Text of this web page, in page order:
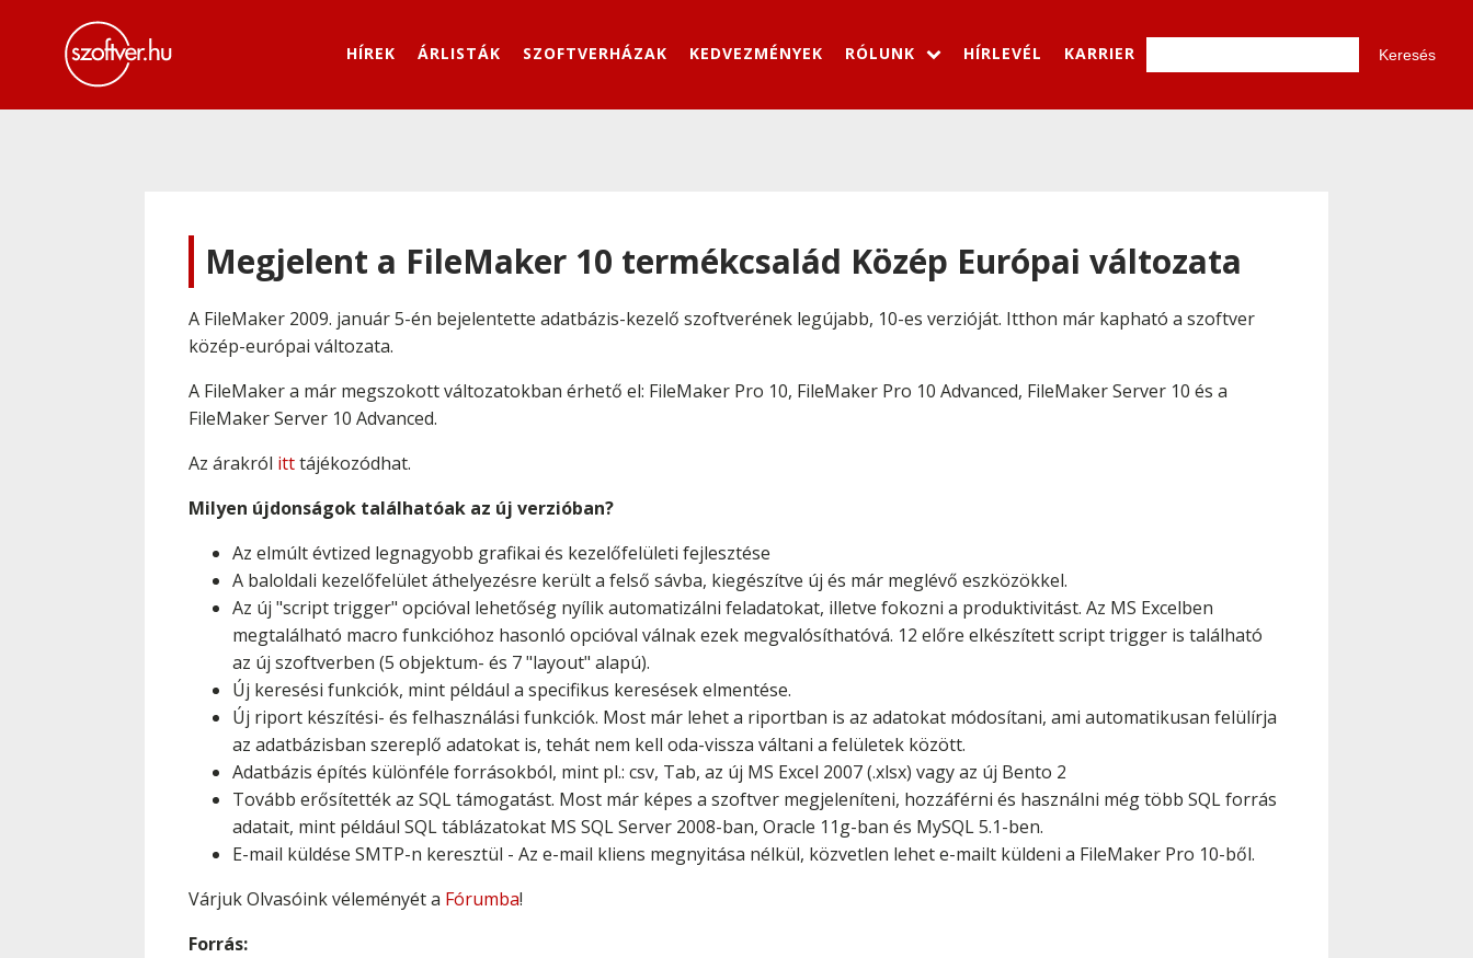
HÍREK ÁRLISTÁK SZOFTVERHÁZAK KEDVEZMÉNYEK RÓLUNK HÍRLEVÉL KARRIER
Megjelent a FileMaker 10 termékcsalád Közép Európai változata
A FileMaker 2009. január 5-én bejelentette adatbázis-kezelő szoftverének legújabb, 10-es verzióját. Itthon már kapható a szoftver
közép-európai változata.
A FileMaker a már megszokott változatokban érhető el: FileMaker Pro 10, FileMaker Pro 10 Advanced, FileMaker Server 10 és a
FileMaker Server 10 Advanced.
Az árakról itttájékozódhat.
Milyen újdonságok találhatóak az új verzióban?
Az elmúlt évtized legnagyobb grafikai és kezelőfelületi fejlesztése
A baloldali kezelőfelület áthelyezésre került a felső sávba, kiegészítve új és már meglévő eszközökkel.
Az új "script trigger" opcióval lehetőség nyílik automatizálni feladatokat, illetve fokozni a produktivitást. Az MS Excelben
megtalálható macro funkcióhoz hasonló opcióval válnak ezek megvalósíthatóvá. 12 előre elkészített script trigger is található
az új szoftverben (5 objektum- és 7 "layout" alapú).
Új keresési funkciók, mint például a specifikus keresések elmentése.
Új riport készítési- és felhasználási funkciók. Most már lehet a riportban is az adatokat módosítani, ami automatikusan felülírja
az adatbázisban szereplő adatokat is, tehát nem kell oda-vissza váltani a felületek között.
Adatbázis építés különféle forrásokból, mint pl.: csv, Tab, az új MS Excel 2007 (.xlsx) vagy az új Bento 2
Tovább erősítették az SQL támogatást. Most már képes a szoftver megjeleníteni, hozzáférni és használni még több SQL forrás
adatait, mint például SQL táblázatokat MS SQL Server 2008-ban, Oracle 11g-ban és MySQL 5.1-ben.
E-mail küldése SMTP-n keresztül - Az e-mail kliens megnyitása nélkül, közvetlen lehet e-mailt küldeni a FileMaker Pro 10-ből.
Várjuk Olvasóink véleményét a Fórumba!
Forrás: